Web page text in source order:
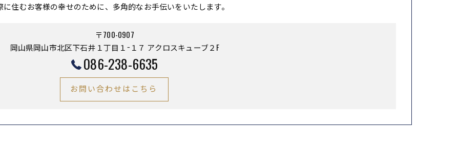
住むお客様の幸せのために、多角的なお手伝いをいたします。
〒700-0907
岡山県岡山市北区下石井１丁目１−１７ アクロスキューブ２F
086-238-6635
お問い合わせはこちら